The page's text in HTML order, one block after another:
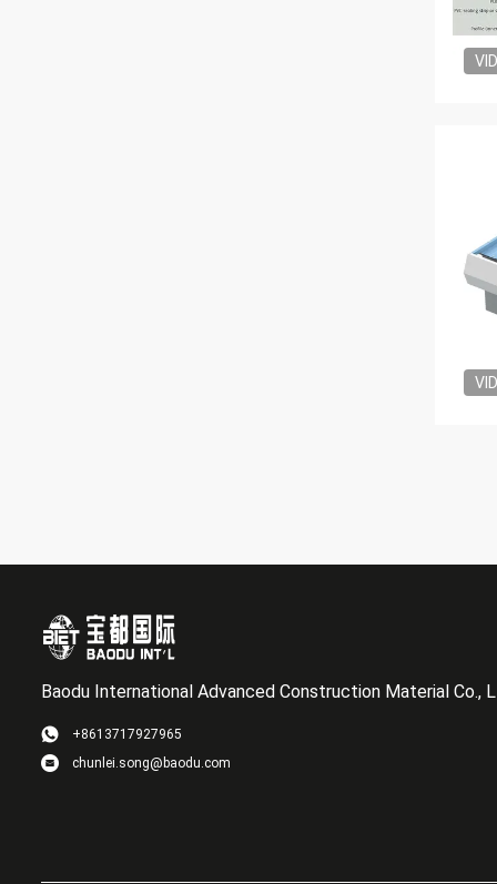
Baodu International Advanced Construction Material Co.,
+8613717927965
chunlei.song@baodu.com